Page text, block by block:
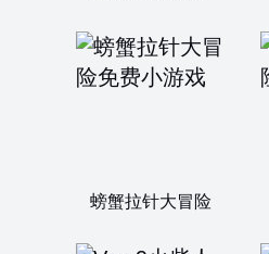
螃蟹拉针大冒险